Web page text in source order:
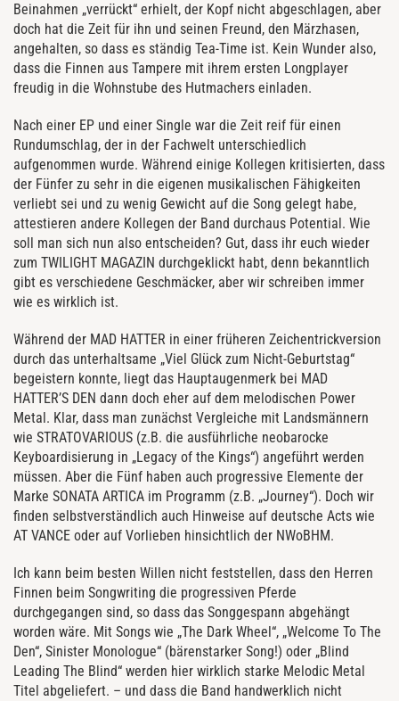
Beinahmen „verrückt“ erhielt, der Kopf nicht abgeschlagen, aber
doch hat die Zeit für ihn und seinen Freund, den Märzhasen,
angehalten, so dass es ständig Tea-Time ist. Kein Wunder also,
dass die Finnen aus Tampere mit ihrem ersten Longplayer
freudig in die Wohnstube des Hutmachers einladen.
Nach einer EP und einer Single war die Zeit reif für einen
Rundumschlag, der in der Fachwelt unterschiedlich
aufgenommen wurde. Während einige Kollegen kritisierten, dass
der Fünfer zu sehr in die eigenen musikalischen Fähigkeiten
verliebt sei und zu wenig Gewicht auf die Song gelegt habe,
attestieren andere Kollegen der Band durchaus Potential. Wie
soll man sich nun also entscheiden? Gut, dass ihr euch wieder
zum TWILIGHT MAGAZIN durchgeklickt habt, denn bekanntlich
gibt es verschiedene Geschmäcker, aber wir schreiben immer
wie es wirklich ist.
Während der MAD HATTER in einer früheren Zeichentrickversion
durch das unterhaltsame „Viel Glück zum Nicht-Geburtstag“
begeistern konnte, liegt das Hauptaugenmerk bei MAD
HATTER’S DEN dann doch eher auf dem melodischen Power
Metal. Klar, dass man zunächst Vergleiche mit Landsmännern
wie STRATOVARIOUS (z.B. die ausführliche neobarocke
Keyboardisierung in „Legacy of the Kings“) angeführt werden
müssen. Aber die Fünf haben auch progressive Elemente der
Marke SONATA ARTICA im Programm (z.B. „Journey“). Doch wir
finden selbstverständlich auch Hinweise auf deutsche Acts wie
AT VANCE oder auf Vorlieben hinsichtlich der NWoBHM.
Ich kann beim besten Willen nicht feststellen, dass den Herren
Finnen beim Songwriting die progressiven Pferde
durchgegangen sind, so dass das Songgespann abgehängt
worden wäre. Mit Songs wie „The Dark Wheel“, „Welcome To The
Den“, Sinister Monologue“ (bärenstarker Song!) oder „Blind
Leading The Blind“ werden hier wirklich starke Melodic Metal
Titel abgeliefert. – und dass die Band handwerklich nicht